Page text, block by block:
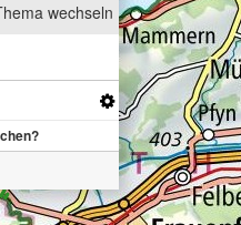
wechseln